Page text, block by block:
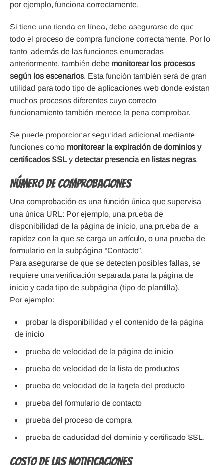
por ejemplo, funciona correctamente.
Si tiene una tienda en línea, debe asegurarse de que
todo el proceso de compra funcione correctamente. Por lo
tanto, además de las funciones enumeradas
anteriormente, también debe monitorear los procesos
según los escenarios. Esta función también será de gran
utilidad para todo tipo de aplicaciones web donde existan
muchos procesos diferentes cuyo correcto
funcionamiento también merece la pena comprobar.
Se puede proporcionar seguridad adicional mediante
funciones como monitorear la expiración de dominios y
certificados SSL y detectar presencia en listas negras.
Número de comprobaciones
Una comprobación es una función única que supervisa
una única URL: Por ejemplo, una prueba de
disponibilidad de la página de inicio, una prueba de la
rapidez con la que se carga un artículo, o una prueba de
formulario en la subpágina “Contacto”.
Para asegurarse de que se detecten posibles fallas, se
requiere una verificación separada para la página de
inicio y cada tipo de subpágina (tipo de plantilla).
Por ejemplo:
probar la disponibilidad y el contenido de la página
de inicio
prueba de velocidad de la página de inicio
prueba de velocidad de la lista de productos
prueba de velocidad de la tarjeta del producto
prueba del formulario de contacto
prueba del proceso de compra
prueba de caducidad del dominio y certificado SSL.
Costo de las notificaciones